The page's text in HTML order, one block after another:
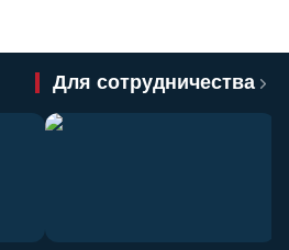
Для сотрудничества